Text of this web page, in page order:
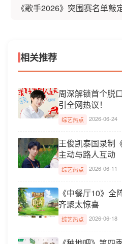
《歌手2026》突围赛名单敲
相关推荐
周深解锁首个脱
引全网热议！
综艺热点 2026-06-24
王俊凯泰国录制
主动与路人互动
综艺热点 2026-06-11
《中餐厅10》
齐聚太惊喜
综艺热点 2026-06-18